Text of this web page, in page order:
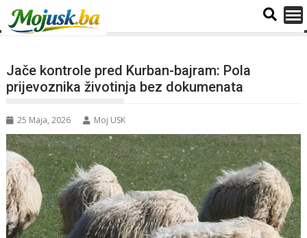
Jače kontrole pred Kurban-bajram: Pola
prijevoznika životinja bez dokumenata
25 Maja, 2026 Moj USK